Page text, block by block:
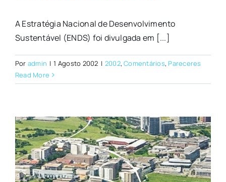
A Estratégia Nacional de Desenvolvimento
Sustentável (ENDS) foi divulgada em [...]
Por admin | 1 Agosto 2002 | 2002,Comentários, Pareceres
Read More